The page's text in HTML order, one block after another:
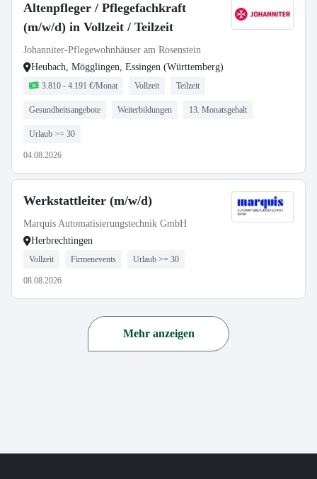
Altenpfleger / Pflegefachkraft
(m/w/d) in Vollzeit / Teilzeit
Johanniter-Pflegewohnhäuser am Rosenstein
Heubach, Mögglingen, Essingen (Württemberg)
3.810 - 4.191 €/Monat Vollzeit Teilzeit
Gesundheitsangebote Weiterbildungen 13. Monatsgehalt
Urlaub >= 30
04.08.2026
Werkstattleiter (m/w/d)
Marquis Automatisierungstechnik GmbH
Herbrechtingen
Vollzeit Firmenevents Urlaub >= 30
08.08.2026
Mehr anzeigen